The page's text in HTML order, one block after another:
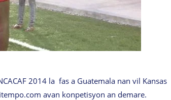
2014 la fas a Guatemala nan vil Kansas
avan konpetisyon an demare.